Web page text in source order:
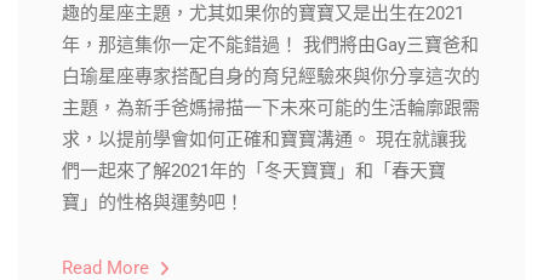
趣的星座主題，尤其如果你的寶寶又是出生在2021
年，那這集你一定不能錯過！ 我們將由Gay三寶爸和
白瑜星座專家搭配自身的育兒經驗來與你分享這次的
主題，為新手爸媽掃描一下未來可能的生活輪廓跟需
求，以提前學會如何正確和寶寶溝通。 現在就讓我
們一起來了解2021年的「冬天寶寶」和「春天寶
寶」的性格與運勢吧！
Read More